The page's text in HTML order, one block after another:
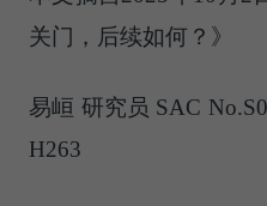
关门，后续如何？》
易峘 研究员 SAC
H263